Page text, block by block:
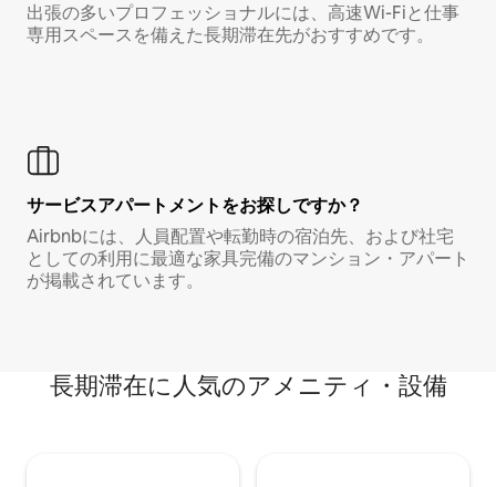
出張の多いプロフェッショナルには、高速Wi-Fiと仕事
専用スペースを備えた長期滞在先がおすすめです。
サービスアパートメントをお探しですか？
Airbnbには、人員配置や転勤時の宿泊先、および社宅
としての利用に最適な家具完備のマンション・アパート
が掲載されています。
長期滞在に人気のアメニティ・設備